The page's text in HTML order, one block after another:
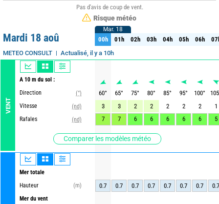
Pas d'avis de coup de vent.
Risque météo
Mardi 18 aoû
METEO CONSULT Actualisé, il y a 10h
VENT
A 10 m du sol :
Direction
(°)
Vitesse
(nd)
Rafales
(nd)
Comparer les modèles météo
Mer totale
Hauteur
(m)
Mer du vent
Mar. 18
00h 01h 02h 03h 04h 05h 06h
Mar. 18
00h 01h 02h 03h 04h 05h 06h
60° 65° 75° 80° 85° 95° 100°
105
3
3 2 2 2 2 2
1
7
7 6 6 6 6 6 5
0.7 0.7 0.7 0.7 0.7 0.7 0.7 0.7